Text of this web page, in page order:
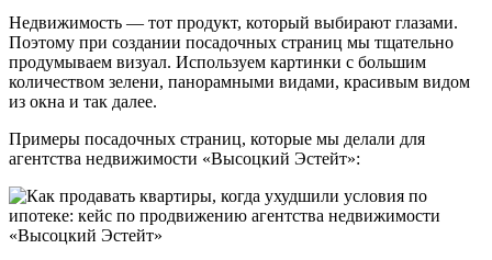
Недвижимость — тот продукт, который выбирают глазами.
Поэтому при создании посадочных страниц мы тщательно
продумываем визуал. Используем картинки с большим
количеством зелени, панорамными видами, красивым видом
из окна и так далее.
Примеры посадочных страниц, которые мы делали для
агентства недвижимости «Высоцкий Эстейт»: